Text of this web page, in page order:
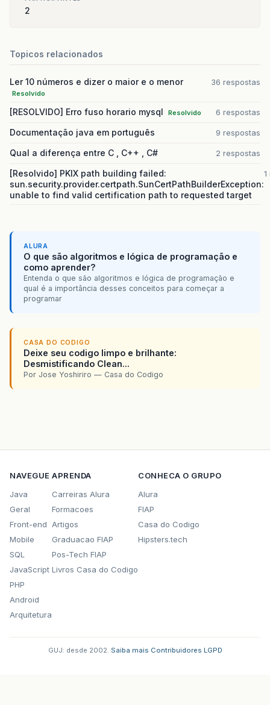
2
Topicos relacionados
Ler 10 números e dizer o maior e o menor
Resolvido
36 respostas
[RESOLVIDO] Erro fuso horario mysql Resolvido 6 respostas
Documentação java em português 9 respostas
Qual a diferença entre C , C++ , C# 2 respostas
[Resolvido] PKIX path building failed:
sun.security.provider.certpath.SunCertPathBuilderException:
unable to find valid certification path to requested target
ALURA
O que são algoritmos e lógica de programação e
como aprender?
Entenda o que são algoritmos e lógica de programação e
qual é a importância desses conceitos para começar a
programar
CASA DO CODIGO
Deixe seu codigo limpo e brilhante:
Desmistificando Clean...
Por Jose Yoshiriro — Casa do Codigo
NAVEGUE
Java
Geral
Front-end
Mobile
SQL
JavaScript
PHP
Android
Arquitetura
APRENDA
Carreiras Alura
Formacoes
Artigos
Graduacao FIAP
Pos-Tech FIAP
Livros Casa do Codigo
CONHECA O GRUPO
Alura
FIAP
Casa do Codigo
Hipsters.tech
GUJ: desde 2002. Saiba mais Contribuidores LGPD